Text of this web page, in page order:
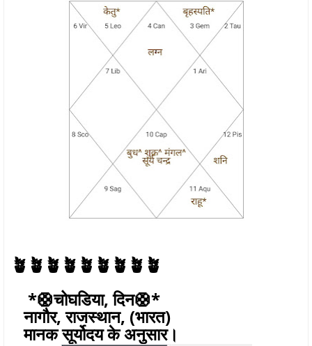
🪴🪴🪴🪴🪴🪴🪴🪴🪴
*🛟चोघडिया, दिन🛟*
नागौर, राजस्थान, (भारत)
मानक सूर्योदय के अनुसार।